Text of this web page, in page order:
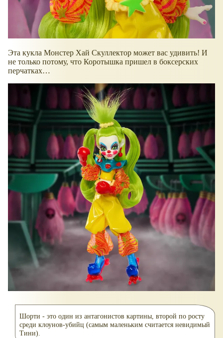
Эта кукла Монстер Хай Скуллектор может вас удивить! И
не только потому, что Коротышка пришел в боксерских
перчатках…
Шорти - это один из антагонистов картины, второй по росту
среди клоунов-убийц (самым маленьким считается невидимый
Тини).